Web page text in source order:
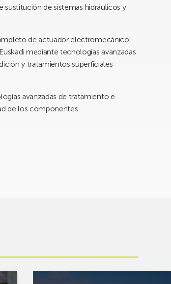
sustitución de sistemas hidráulicos y
de actuador electromecánico
mediante tecnologías avanzadas
y tratamientos superficiales
avanzadas de tratamiento e
de los componentes.